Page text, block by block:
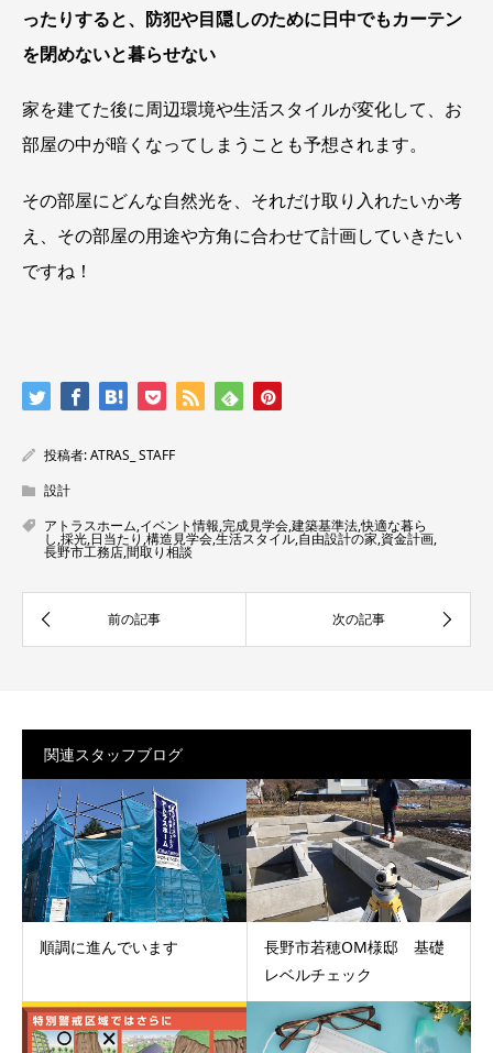
ったりすると、防犯や目隠しのために日中でもカーテン
を閉めないと暮らせない
家を建てた後に周辺環境や生活スタイルが変化して、お
部屋の中が暗くなってしまうことも予想されます。
その部屋にどんな自然光を、それだけ取り入れたいか考
え、その部屋の用途や方角に合わせて計画していきたい
ですね！
投稿者:ATRAS_ STAFF
設計
アトラスホーム,イベント情報,完成見学会,建築基準法,快適な暮ら
し,採光,日当たり ,構造見学会,生活スタイル,自由設計の家,資金計画,
長野市工務店,間取り相談
関連スタッフブログ
順調に進んでいます
長野市若穂OM様邸 基礎
レベルチェック